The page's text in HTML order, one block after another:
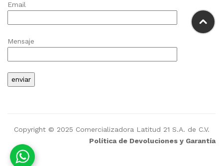
Email
Mensaje
Copyright © 2025 Comercializadora Latitud 21 S.A. de C.V.
Política de Devoluciones y Garantía